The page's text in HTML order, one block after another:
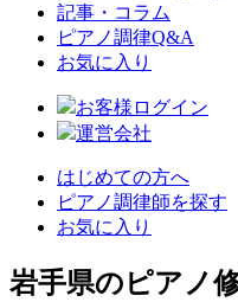
記事・コラム
ピアノ調律Q&A
お気に入り
お客様ログイン
運営会社
はじめての方へ
ピアノ調律師を探す
お気に入り
岩手県のピアノ